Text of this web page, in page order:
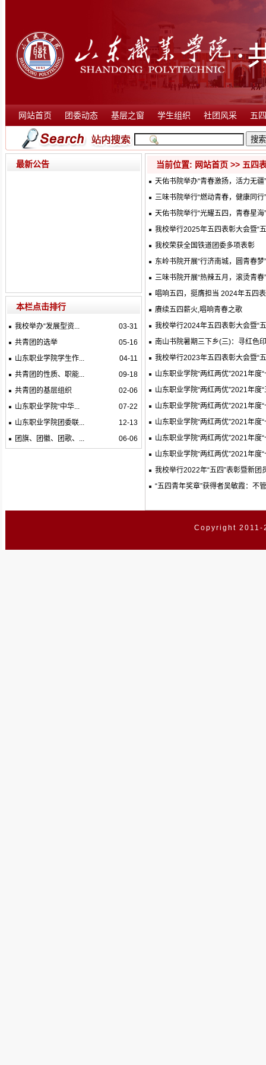
网站首页 团委动态 基层之窗 学生组织 社团风采 五
最新公告
本栏点击排行
我校举办“发展型资...
03-31
共青团的选举
05-16
山东职业学院学生作...
04-11
共青团的性质、职能...
09-18
共青团的基层组织
02-06
山东职业学院“中华...
07-22
山东职业学院团委联...
12-13
团旗、团徽、团歌、...
06-06
当前位置: 网站首页 >> 五四
天佑书院举办“青春激扬，活力无疆
三味书院举行“燃动青春，健康同行
天佑书院举行“光耀五四，青春星海
我校举行2025年五四表彰大会暨“
我校荣获全国铁道团委多项表彰
东岭书院开展“行济南城，圆青春
三味书院开展“热辣五月，滚烫青春
唱响五四，挺膺担当 2024年五四
赓续五四薪火,唱响青春之歌
我校举行2024年五四表彰大会暨“
南山书院暑期三下乡(三)：寻红色
我校举行2023年五四表彰大会暨“
山东职业学院“两红两优”2021年度“
山东职业学院“两红两优”2021年度
山东职业学院“两红两优”2021年度
山东职业学院“两红两优”2021年度
山东职业学院“两红两优”2021年度
山东职业学院“两红两优”2021年度
我校举行2022年“五四”表彰暨新团
“五四青年奖章”获得者吴敏霞：不
Copyright 2011-